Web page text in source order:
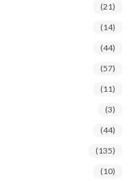
(21)
(14)
(44)
(57)
(11)
(3)
(44)
(135)
(10)